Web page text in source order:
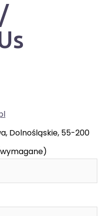
Dolnośląskie, 55-200